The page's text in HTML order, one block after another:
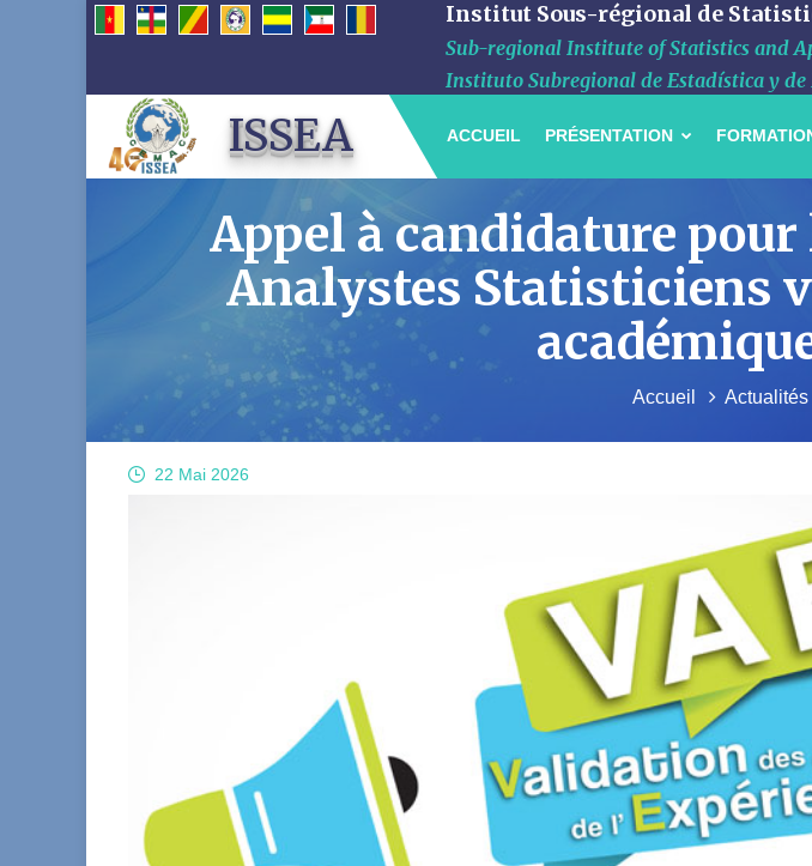
Institut Sous-régional de
Sub-regional Institute of Statistics and
Instituto Subregional de Estadística y
ISSEA ACCUEIL PRÉSENTATION
Appel à candidature
Analystes Statisticiens
Accueil Actualités
22 Mai 2026